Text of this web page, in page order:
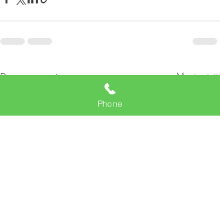
Post recenti Mostra tutti
Phone